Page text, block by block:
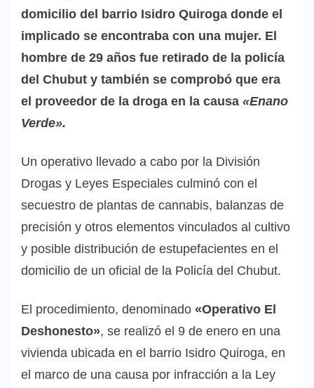
domicilio del barrio Isidro Quiroga donde el
implicado se encontraba con una mujer. El
hombre de 29 años fue retirado de la policía
del Chubut y también se comprobó que era
el proveedor de la droga en la causa «Enano
Verde».
Un operativo llevado a cabo por la División
Drogas y Leyes Especiales culminó con el
secuestro de plantas de cannabis, balanzas de
precisión y otros elementos vinculados al cultivo
y posible distribución de estupefacientes en el
domicilio de un oficial de la Policía del Chubut.
El procedimiento, denominado «Operativo El
Deshonesto», se realizó el 9 de enero en una
vivienda ubicada en el barrio Isidro Quiroga, en
el marco de una causa por infracción a la Ley